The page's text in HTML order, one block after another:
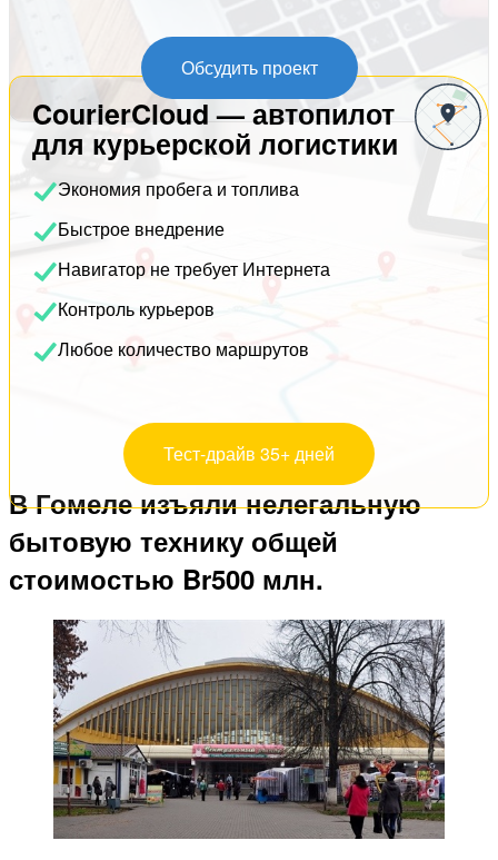
Обсудить проект
CourierCloud — автопилот
для курьерской логистики
Экономия пробега и топлива
Быстрое внедрение
Навигатор не требует Интернета
Контроль курьеров
Любое количество маршрутов
Тест-драйв 35+ дней
В Гомеле изъяли нелегальную
бытовую технику общей
стоимостью Br500 млн.